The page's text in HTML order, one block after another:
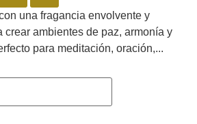
una fragancia envolvente y
crear ambientes de paz, armonía y
para meditación, oración,...